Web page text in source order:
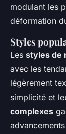
modulant les
déformation
Styles
Les styles de
avec les
légèrement
simplicité et
complexes